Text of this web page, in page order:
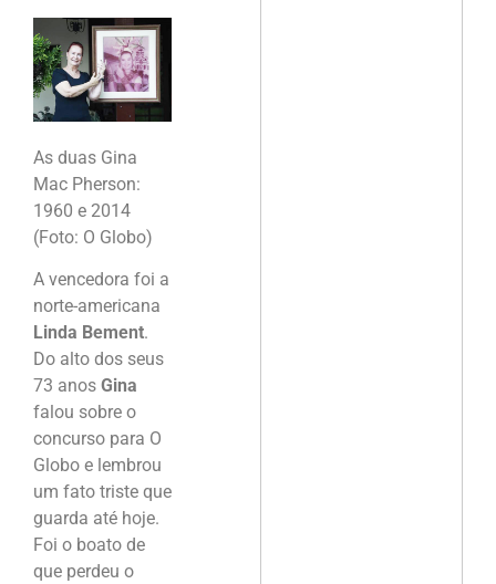
As duas Gina
Mac Pherson:
1960 e 2014
(Foto: O Globo)
A vencedora foi a
norte-americana
Linda Bement.
Do alto dos seus
73 anos Gina
falou sobre o
concurso para O
Globo e lembrou
um fato triste que
guarda até hoje.
Foi o boato de
que perdeu o